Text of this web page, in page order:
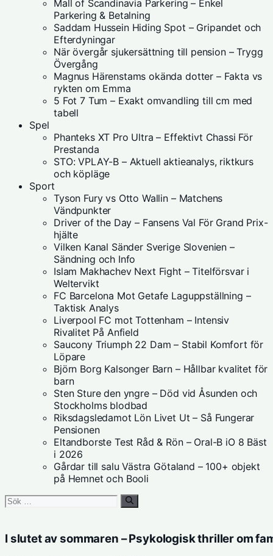
Mall of Scandinavia Parkering – Enkel
Parkering & Betalning
Saddam Hussein Hiding Spot – Gripandet och
Efterdyningar
När övergår sjukersättning till pension – Trygg
Övergång
Magnus Härenstams okända dotter – Fakta vs
rykten om Emma
5 Fot 7 Tum – Exakt omvandling till cm med
tabell
Spel
Phanteks XT Pro Ultra – Effektivt Chassi För
Prestanda
STO: VPLAY-B – Aktuell aktieanalys, riktkurs
och köpläge
Sport
Tyson Fury vs Otto Wallin – Matchens
Vändpunkter
Driver of the Day – Fansens Val För Grand Prix-
hjälte
Vilken Kanal Sänder Sverige Slovenien –
Sändning och Info
Islam Makhachev Next Fight – Titelförsvar i
Weltervikt
FC Barcelona Mot Getafe Laguppställning –
Taktisk Analys
Liverpool FC mot Tottenham – Intensiv
Rivalitet På Anfield
Saucony Triumph 22 Dam – Stabil Komfort för
Löpare
Björn Borg Kalsonger Barn – Hållbar kvalitet för
barn
Sten Sture den yngre – Död vid Åsunden och
Stockholms blodbad
Riksdagsledamot Lön Livet Ut – Så Fungerar
Pensionen
Eltandborste Test Råd & Rön – Oral-B iO 8 Bäst
i 2026
Gårdar till salu Västra Götaland – 100+ objekt
på Hemnet och Booli
Sök
I slutet av sommaren – Psykologisk thriller om